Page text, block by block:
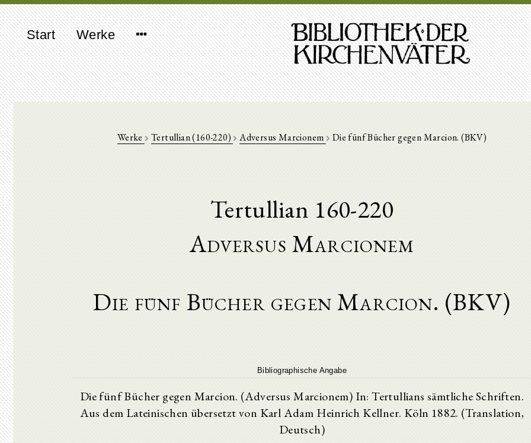
Start Werke
Werke Tertullian (160-220) Adversus Marcionem Die fünf Bücher gegen Marcion. (BKV)
Tertullian 160-220
Adversus Marcionem
Die fünf Bücher gegen Marcion. (BKV)
Bibliographische Angabe
Die fünf Bücher gegen Marcion. (Adversus Marcionem) In: Tertullians sämtliche Schriften.
Aus dem Lateinischen übersetzt von Karl Adam Heinrich Kellner. Köln 1882. (Translation,
Deutsch)